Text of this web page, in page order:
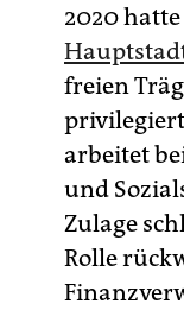
2020
freien
arbeitet
und
Zulage
Rolle